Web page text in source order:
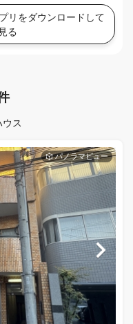
リをダウンロードして
る
ス